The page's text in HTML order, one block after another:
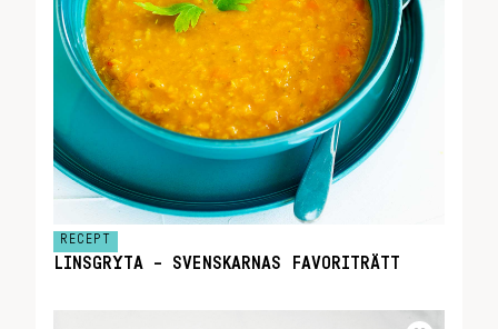
RECEPT
LINSGRYTA – SVENSKARNAS FAVORITRÄTT